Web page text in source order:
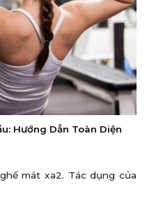
Hướng Dẫn Toàn Diện
mát xa2. Tác dụng của